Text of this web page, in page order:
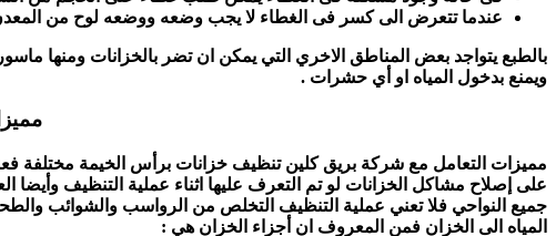
عندما تتعرض الى كسر فى الغطاء لا يجب وضعه ووضعه لوح من
بالطبع يتواجد بعض المناطق الاخري التي يمكن ان تضر بالخزانات ومنها
ويمنع بدخول المياه او أي حشرات .
مميزات التعامل مع شركة بريق كلين تنظيف خزانات برأس الخيمة مختلفة
على إصلاح مشاكل الخزانات لو تم التعرف عليها اثناء عملية التنظيف
جميع النواحي فلا تعني عملية التنظيف التخلص من الرواسب والشوائب
المياه الى الخزان فمن المعروف ان أجزاء الخزان هي :